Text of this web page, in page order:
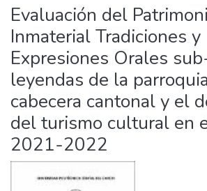
Estadísticas Externas
Manuales
Evaluación del
Inmaterial Tradiciones y
Expresiones Orales
leyendas de la
cabecera cantonal y el
del turismo cultural en
2021-2022